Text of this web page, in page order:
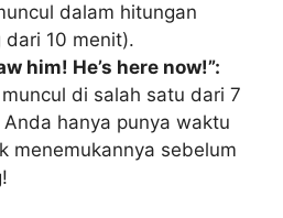
dalam hitungan
dari 10 menit).
him! He’s here now!”:
di salah satu dari 7
hanya punya waktu
menemukannya sebelum